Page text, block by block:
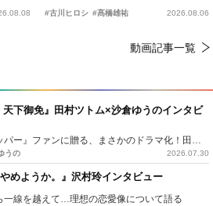
時上映決定
#古川ヒロシ #髙橋雄祐 2026.08.06
動画記事一覧
天下御免』田村ツトム×沙倉ゆうのインタビ
うの 2026.07.30
やめようか。』沢村玲インタビュー
一線を越えて…理想の恋愛像について語る